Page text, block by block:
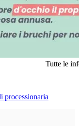
Tutte le
processionaria